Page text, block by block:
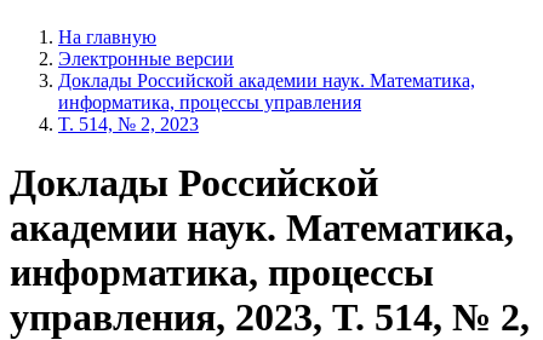
На главную
Электронные версии
Доклады Российской академии наук. Математика,
информатика, процессы управления
T. 514, № 2, 2023
Доклады Российской
академии наук. Математика,
информатика, процессы
управления, 2023, T. 514, № 2,